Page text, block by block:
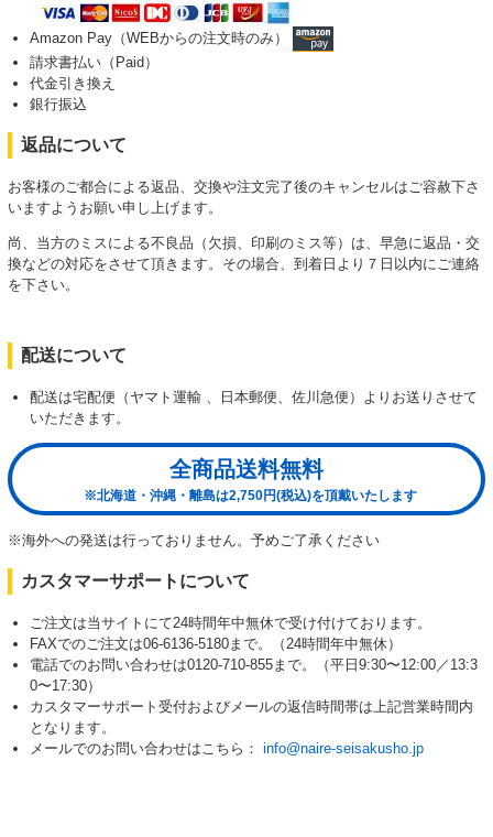
Amazon Pay（WEBからの注文時のみ）
請求書払い（Paid）
代金引き換え
銀行振込
返品について
お客様のご都合による返品、交換や注文完了後のキャンセルはご容赦下さ
いますようお願い申し上げます。
尚、当方のミスによる不良品（欠損、印刷のミス等）は、早急に返品・交
換などの対応をさせて頂きます。その場合、到着日より７日以内にご連絡
を下さい。
配送について
配送は宅配便（ヤマト運輸 、日本郵便、佐川急便）よりお送りさせて
いただきます。
全商品送料無料
※北海道・沖縄・離島は2,750円(税込)を頂戴いたします
※海外への発送は行っておりません。予めご了承ください
カスタマーサポートについて
ご注文は当サイトにて24時間年中無休で受け付けております。
FAXでのご注文は06-6136-5180まで。（24時間年中無休）
電話でのお問い合わせは0120-710-855まで。（平日9:30〜12:00／13:3
0〜17:30）
カスタマーサポート受付およびメールの返信時間帯は上記営業時間内
となります。
メールでのお問い合わせはこちら： info@naire-seisakusho.jp